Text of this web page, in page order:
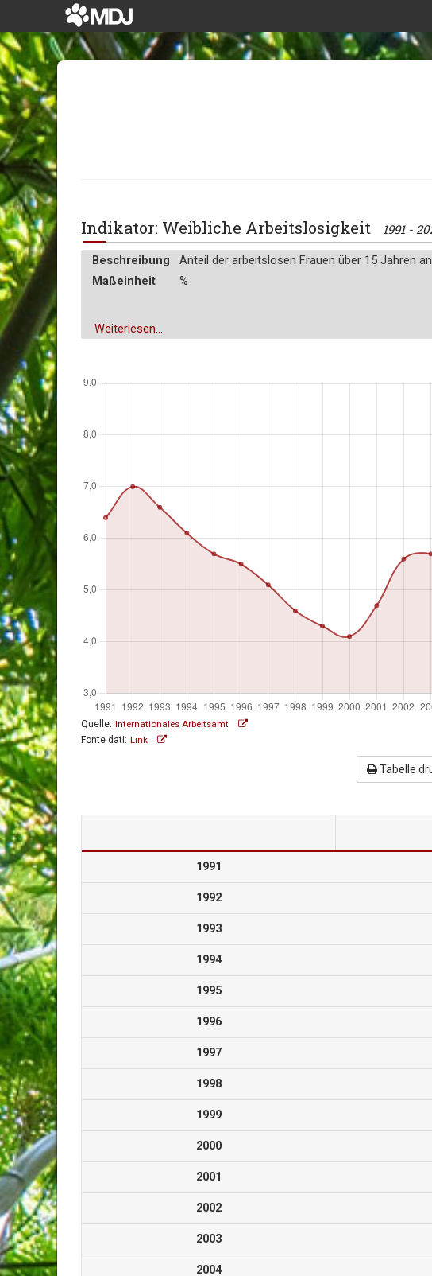
Indikator: Weibliche Arbeitslosigkeit 1991 -
Beschreibung
Anteil der arbeitslosen Frauen über 15 Jahren
Maßeinheit
%
Weiterlesen...
Quelle: Internationales Arbeitsamt
Fonte dati: Link
Tabelle
1991
1992
1993
1994
1995
1996
1997
1998
1999
2000
2001
2002
2003
2004